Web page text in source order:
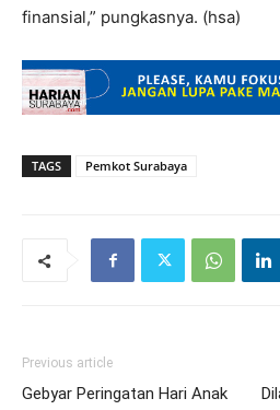
finansial,” pungkasnya. (hsa)
TAGS Pemkot Surabaya
Previous article
Gebyar Peringatan Hari Anak